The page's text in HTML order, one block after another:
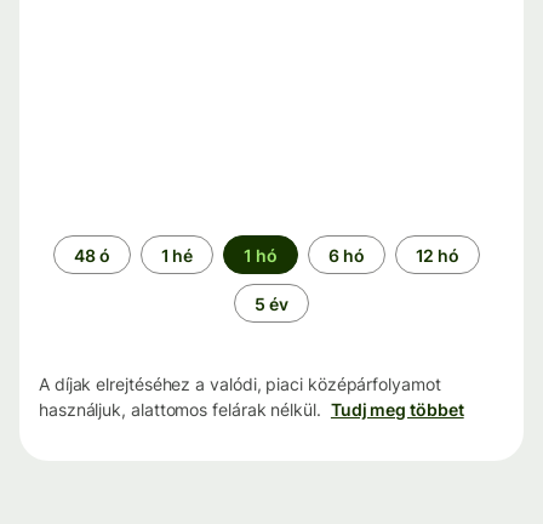
Időszak
48 ó 1 hé 1 hó 6 hó 12 hó
5 év
A díjak elrejtéséhez a valódi, piaci középárfolyamot
használjuk, alattomos felárak nélkül. Tudj meg többet